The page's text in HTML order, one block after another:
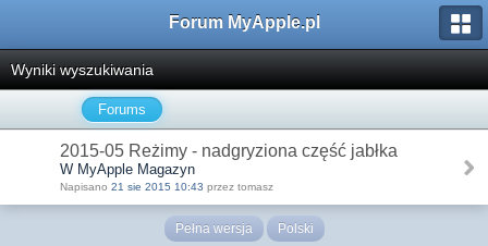
Forum MyApple.pl
Wyniki wyszukiwania
Forums
2015-05 Reżimy - nadgryziona część jabłka
W MyApple Magazyn
Napisano 21 sie 2015 10:43 przez tomasz
Pełna wersja Polski